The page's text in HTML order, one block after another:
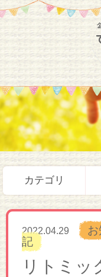
カテゴリ
2022.04.29
記
リトミッ